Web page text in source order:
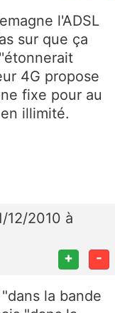
l'ADSL
sur que ça
4G propose
fixe pour au
illimité.
12/2010 à
+ -
la bande